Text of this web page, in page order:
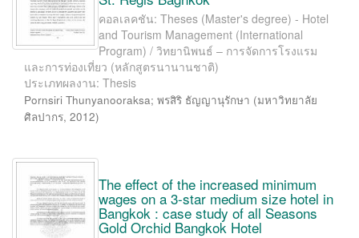
คอลเลคชัน: Theses (Master's degree) - Hotel
and Tourism Management (International
Program) / วิทยานิพนธ์ – การจัดการโรงแรม
และการท่องเที่ยว (หลักสูตรนานานชาติ)
ประเภทผลงาน: Thesis
Pornsiri Thunyanooraksa; พรสิริ ธัญญานุรักษา (มหาวิทยาลัย
ศิลปากร, 2012)
The effect of the increased minimum
wages on a 3-star medium size hotel in
Bangkok : case study of all Seasons
Gold Orchid Bangkok Hotel